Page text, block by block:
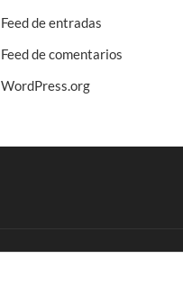
Feed de entradas
Feed de comentarios
WordPress.org